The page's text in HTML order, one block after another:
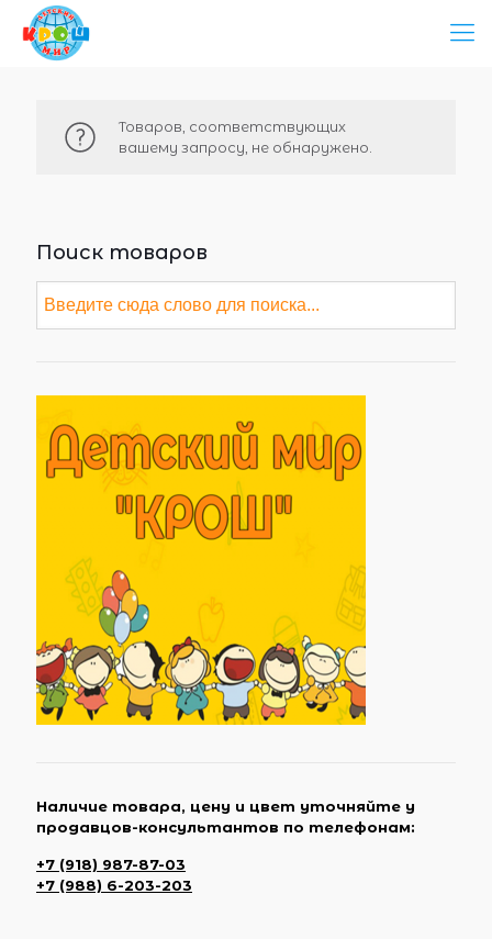
Товаров, соответствующих
вашему запросу, не обнаружено.
Поиск товаров
Наличие товара, цену и цвет уточняйте у
продавцов-консультантов по телефонам:
+7 (918) 987-87-03
+7 (988) 6-203-203